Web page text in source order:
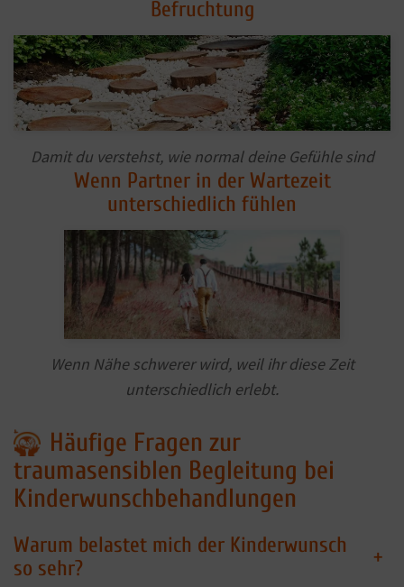
Befruchtung
Damit du verstehst, wie normal deine Gefühle sind
Wenn Partner in der Wartezeit
unterschiedlich fühlen
Wenn Nähe schwerer wird, weil ihr diese Zeit
unterschiedlich erlebt.
Häufige Fragen zur
traumasensiblen Begleitung bei
Kinderwunschbehandlungen
Warum belastet mich der Kinderwunsch
so sehr?
+